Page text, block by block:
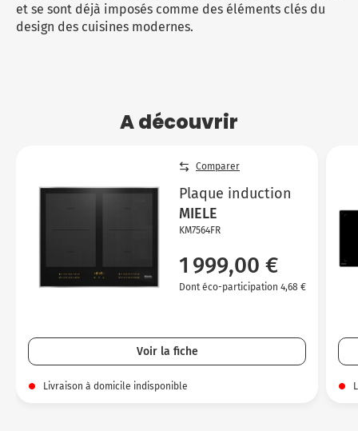
et se sont déjà imposés comme des éléments clés du
design des cuisines modernes.
A découvrir
Comparer
Plaque induction
MIELE
KM7564FR
1 999,00 €
Dont éco-participation 4,68 €
Voir la fiche
Livraison à domicile indisponible